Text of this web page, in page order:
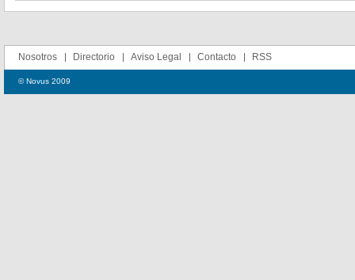
Nosotros Directorio Aviso Legal Contacto RSS
© Novus 2009